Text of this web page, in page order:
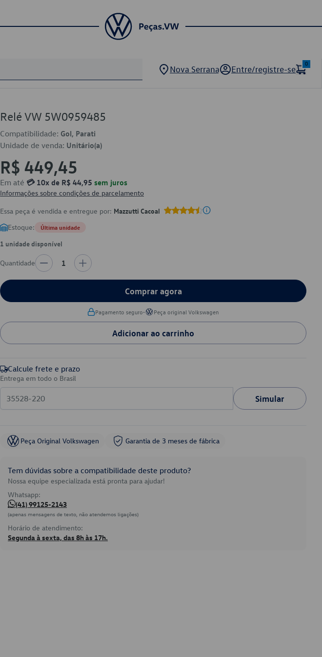
Nova Serrana Entre/registre-se
0
Relé VW 5W0959485
Compatibilidade: Gol, Parati
Unidade de venda: Unitário(a)
R$ 449,45
Em até 💳 10x de R$ 44,95 sem juros
Informações sobre condições de parcelamento
Essa peça é vendida e entregue por: Mazzutti Cacoal
Estoque: Última unidade
1 unidade disponível
Quantidade 1
Comprar agora
Pagamento seguro• Peça original Volkswagen
Adicionar ao carrinho
Calcule frete e prazo
Entrega em todo o Brasil
Simular
Peça Original Volkswagen Garantia de 3 meses de fábrica
Tem dúvidas sobre a compatibilidade deste produto?
Nossa equipe especializada está pronta para ajudar!
Whatsapp:
(41) 99125-2143
(apenas mensagens de texto, não atendemos ligações)
Horário de atendimento:
Segunda à sexta, das 8h às 17h.